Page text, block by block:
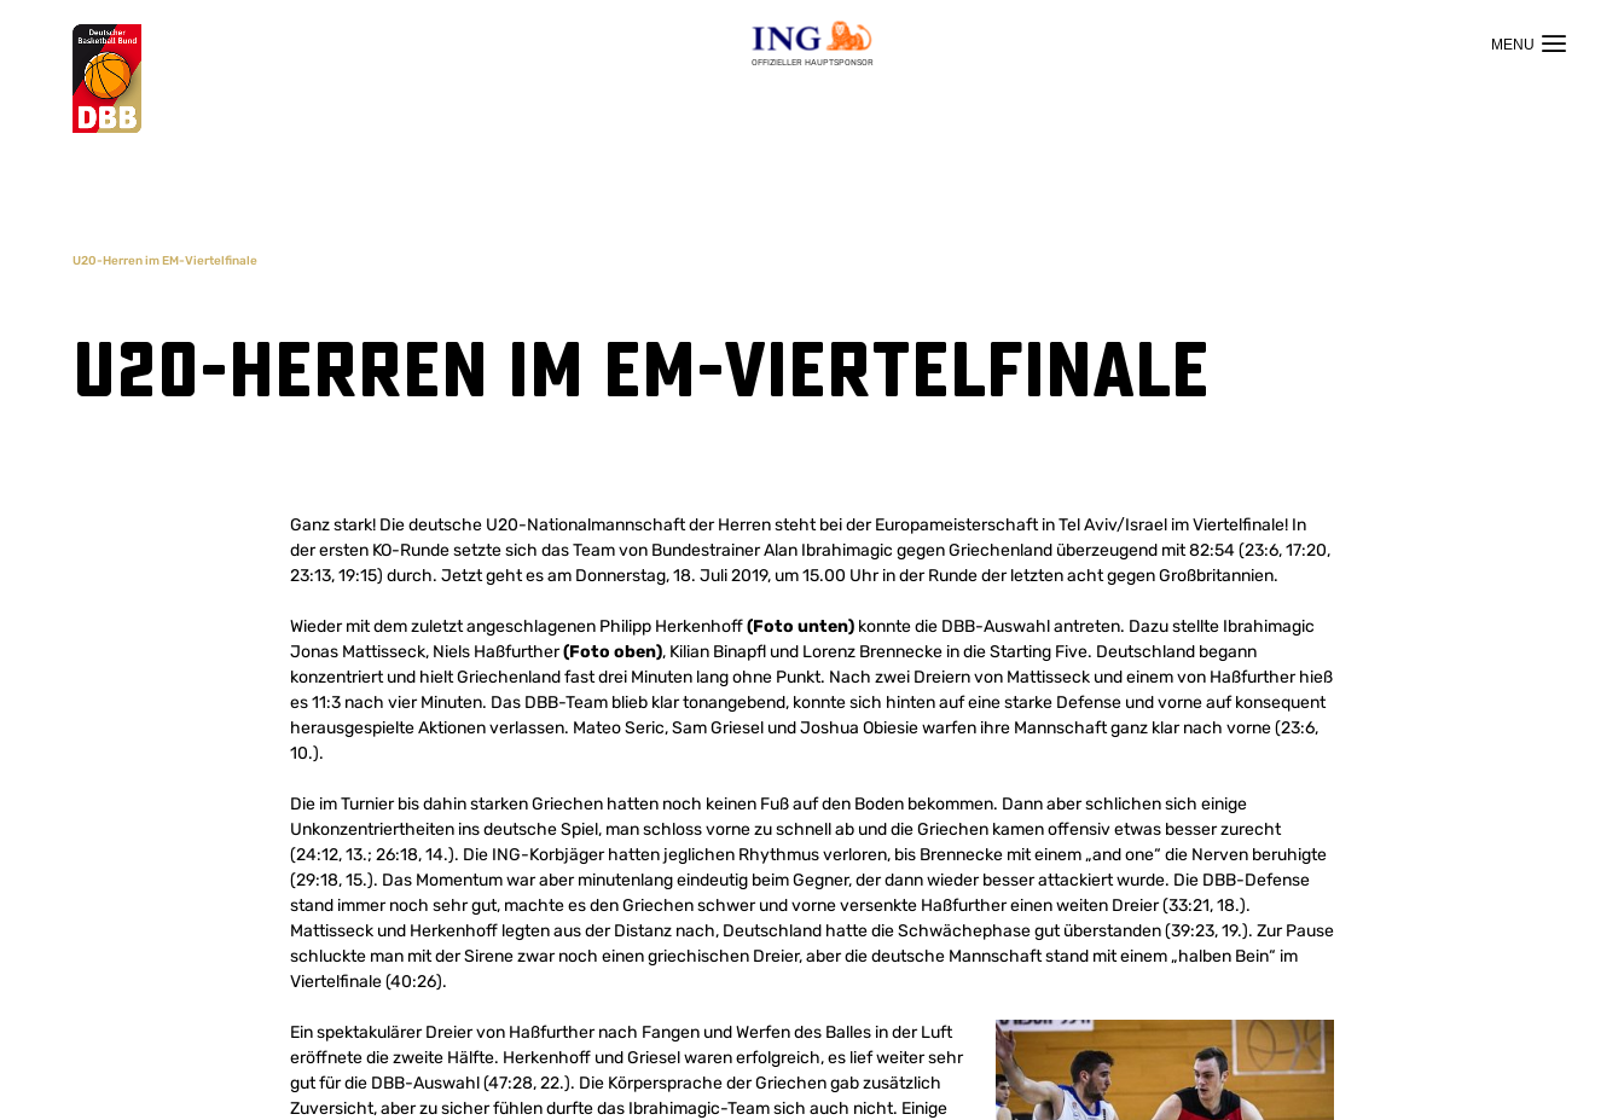
OFFIZIELLER HAUPTSPONSOR
Suchvorschläge
U20-Herren im EM-Viertelfinale
U20-Herren im EM-Viertelfinale
Ganz stark! Die deutsche U20-Nationalmannschaft der Herren steht bei der Europameisterschaft in Tel Aviv/Israel im Viertelfinale! In
der ersten KO-Runde setzte sich das Team von Bundestrainer Alan Ibrahimagic gegen Griechenland überzeugend mit 82:54 (23:6, 17:20,
23:13, 19:15) durch. Jetzt geht es am Donnerstag, 18. Juli 2019, um 15.00 Uhr in der Runde der letzten acht gegen Großbritannien.
Wieder mit dem zuletzt angeschlagenen Philipp Herkenhoff(Foto unten) konnte die DBB-Auswahl antreten. Dazu stellte Ibrahimagic
Jonas Mattisseck, Niels Haßfurther(Foto oben), Kilian Binapfl und Lorenz Brennecke in die Starting Five. Deutschland begann
konzentriert und hielt Griechenland fast drei Minuten lang ohne Punkt. Nach zwei Dreiern von Mattisseck und einem von Haßfurther hieß
es 11:3 nach vier Minuten. Das DBB-Team blieb klar tonangebend, konnte sich hinten auf eine starke Defense und vorne auf konsequent
herausgespielte Aktionen verlassen. Mateo Seric, Sam Griesel und Joshua Obiesie warfen ihre Mannschaft ganz klar nach vorne (23:6,
10.).
Die im Turnier bis dahin starken Griechen hatten noch keinen Fuß auf den Boden bekommen. Dann aber schlichen sich einige
Unkonzentriertheiten ins deutsche Spiel, man schloss vorne zu schnell ab und die Griechen kamen offensiv etwas besser zurecht
(24:12, 13.; 26:18, 14.). Die ING-Korbjäger hatten jeglichen Rhythmus verloren, bis Brennecke mit einem „and one“ die Nerven beruhigte
(29:18, 15.). Das Momentum war aber minutenlang eindeutig beim Gegner, der dann wieder besser attackiert wurde. Die DBB-Defense
stand immer noch sehr gut, machte es den Griechen schwer und vorne versenkte Haßfurther einen weiten Dreier (33:21, 18.).
Mattisseck und Herkenhoff legten aus der Distanz nach, Deutschland hatte die Schwächephase gut überstanden (39:23, 19.). Zur Pause
schluckte man mit der Sirene zwar noch einen griechischen Dreier, aber die deutsche Mannschaft stand mit einem „halben Bein“ im
Viertelfinale (40:26).
Ein spektakulärer Dreier von Haßfurther nach Fangen und Werfen des Balles in der Luft
eröffnete die zweite Hälfte. Herkenhoff und Griesel waren erfolgreich, es lief weiter sehr
gut für die DBB-Auswahl (47:28, 22.). Die Körpersprache der Griechen gab zusätzlich
Zuversicht, aber zu sicher fühlen durfte das Ibrahimagic-Team sich auch nicht. Einige